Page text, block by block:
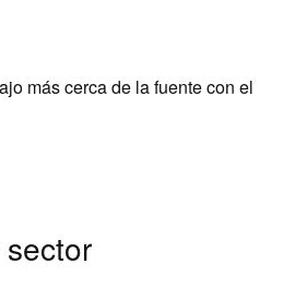
más cerca de la fuente con el